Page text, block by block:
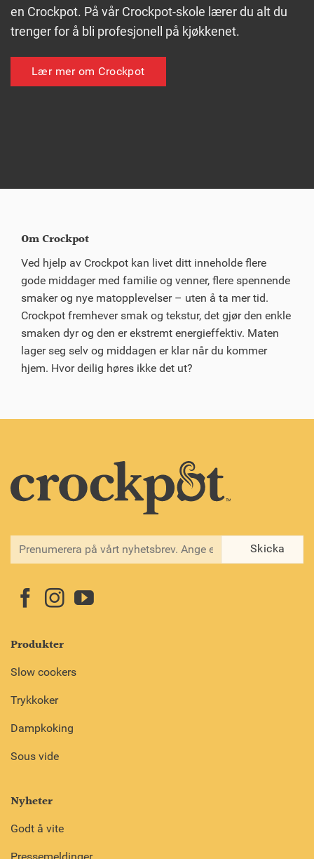
en Crockpot. På vår Crockpot-skole lærer du alt du
trenger for å bli profesjonell på kjøkkenet.
Lær mer om Crockpot
Om Crockpot
Ved hjelp av Crockpot kan livet ditt inneholde flere
gode middager med familie og venner, flere spennende
smaker og nye matopplevelser – uten å ta mer tid.
Crockpot fremhever smak og tekstur, det gjør den enkle
smaken dyr og den er ekstremt energieffektiv. Maten
lager seg selv og middagen er klar når du kommer
hjem. Hvor deilig høres ikke det ut?
Produkter
Slow cookers
Trykkoker
Dampkoking
Sous vide
Nyheter
Godt å vite
Pressemeldinger